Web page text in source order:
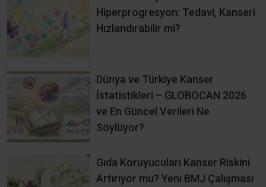
Hiperprogresyon: Tedavi, Kanseri
Hızlandırabilir mi?
Dünya ve Türkiye Kanser
İstatistikleri – GLOBOCAN 2026
ve En Güncel Verileri Ne
Söylüyor?
Gıda Koruyucuları Kanser Riskini
Artırıyor mu? Yeni BMJ Çalışması